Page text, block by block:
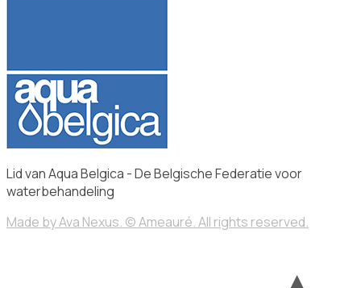
Lid van Aqua Belgica - De Belgische Federatie voor
waterbehandeling
Made by Ava Nexus. © Ameauré. All rights reserved.